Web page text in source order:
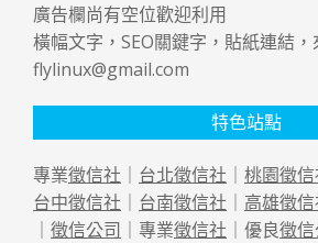
廣告欄尚有空位歡迎利用
橫幅文字，SEO關鍵字，貼紙連結，
flylinux@gmail.com
特色站點
專業徵信社 台北徵信社 桃園徵信
台中徵信社
台南徵信社 高雄徵
徵信公司 ｜專業徵信社 ｜優良徵